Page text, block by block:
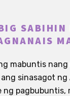
SABIHIN
mabuntis
sinasagot ng
pagbubuntis,